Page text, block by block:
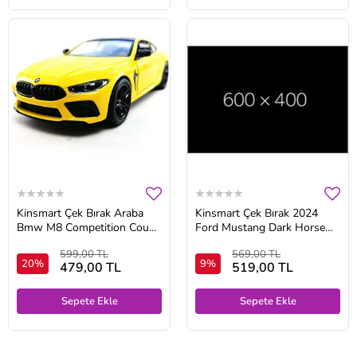
Kinsmart Çek Bırak Araba
Bmw M8 Competition Coupe
20%
599,00 TL
479,00 TL
Sepete Ekle
Kinsmart Çek Bırak 2024
Ford Mustang Dark Horse
Ölçek
9%
569,00 TL
519,00 TL
Sepete Ekle